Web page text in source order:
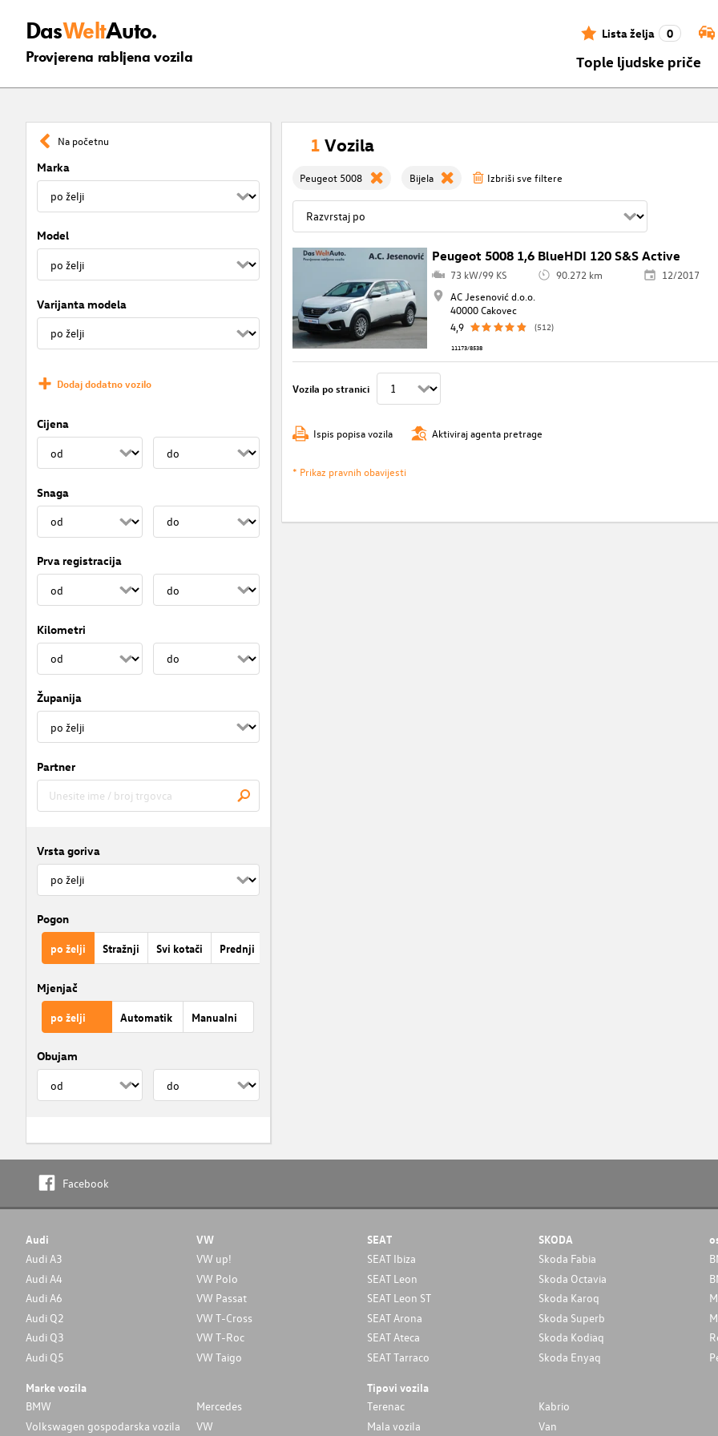
DasWeltAuto.
Provjerena rabljena vozila
Lista želja 0
Tople ljudske priče
Na početnu
Marka
Model
Varijanta modela
Dodaj dodatno vozilo
Cijena
Snaga
Prva registracija
Kilometri
Županija
Partner
Vrsta goriva
Pogon
po želji Stražnji Svi kotači Prednji
Mjenjač
po želji Automatik Manualni
Obujam
1 Vozila
Peugeot 5008 Bijela Izbriši sve filtere
Peugeot 5008 1,6 BlueHDI 120 S&S Active
73 kW/99 KS 90.272 km
12/2017
AC Jesenović d.o.o.
40000 Cakovec
4,9
(512)
11173/8538
Vozila po stranici
Ispis popisa vozila Aktiviraj agenta pretrage
* Prikaz pravnih obavijesti
Facebook
Audi
Audi A3
Audi A4
Audi A6
Audi Q2
Audi Q3
Audi Q5
VW
VW up!
VW Polo
VW Passat
VW T-Cross
VW T-Roc
VW Taigo
SEAT
SEAT Ibiza
SEAT Leon
SEAT Leon ST
SEAT Arona
SEAT Ateca
SEAT Tarraco
SKODA
Skoda Fabia
Skoda Octavia
Skoda Karoq
Skoda Superb
Skoda Kodiaq
Skoda Enyaq
Marke vozila
BMW
Mercedes
Volkswagen gospodarska vozila
VW
Tipovi vozila
Terenac
Kabrio
Mala vozila
Van